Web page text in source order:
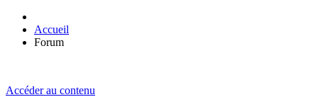
Accueil
Forum
Accéder au contenu